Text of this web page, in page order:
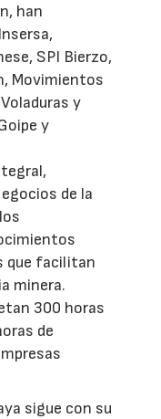
han
SPI Bierzo,
Movimientos
y
y
de la
que facilitan
minera.
300 horas
de
sigue con su